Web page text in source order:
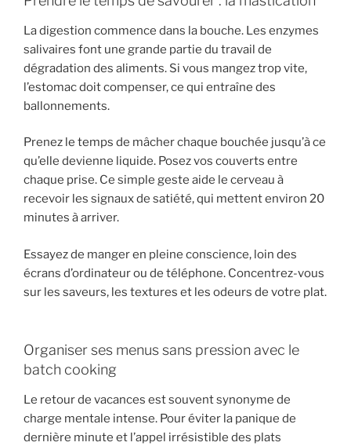
La digestion commence dans la bouche. Les enzymes
salivaires font une grande partie du travail de
dégradation des aliments. Si vous mangez trop vite,
l’estomac doit compenser, ce qui entraîne des
ballonnements.
Prenez le temps de mâcher chaque bouchée jusqu’à ce
qu’elle devienne liquide. Posez vos couverts entre
chaque prise. Ce simple geste aide le cerveau à
recevoir les signaux de satiété, qui mettent environ 20
minutes à arriver.
Essayez de manger en pleine conscience, loin des
écrans d’ordinateur ou de téléphone. Concentrez-vous
sur les saveurs, les textures et les odeurs de votre plat.
Organiser ses menus sans pression avec le
batch cooking
Le retour de vacances est souvent synonyme de
charge mentale intense. Pour éviter la panique de
dernière minute et l’appel irrésistible des plats